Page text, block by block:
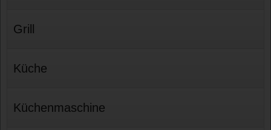
Grill
Küche
Küchenmaschine